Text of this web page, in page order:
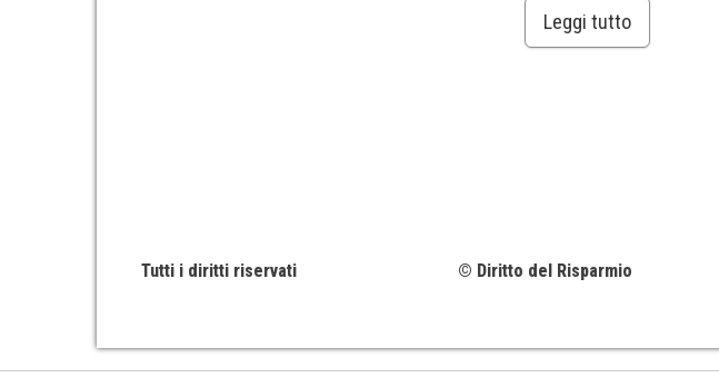
Leggi tutto
Tutti i diritti riservati © Diritto del Risparmio